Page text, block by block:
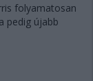
folyamatosan
pedig újabb